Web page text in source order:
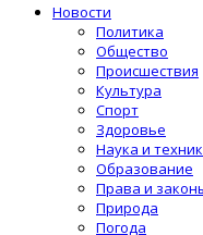
Новости
Политика
Общество
Происшествия
Культура
Спорт
Здоровье
Наука и
Образование
Права и
Природа
Погода